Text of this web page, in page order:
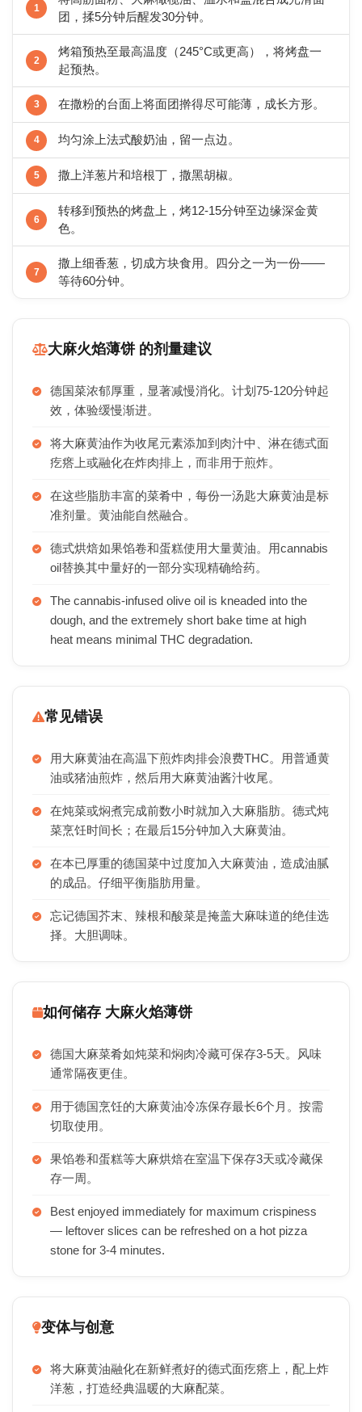
团，揉5分钟后醒发30分钟。
烤箱预热至最高温度（245°C或更高），将烤盘一
起预热。
在撒粉的台面上将面团擀得尽可能薄，成长方形。
均匀涂上法式酸奶油，留一点边。
撒上洋葱片和培根丁，撒黑胡椒。
转移到预热的烤盘上，烤12-15分钟至边缘深金黄
色。
撒上细香葱，切成方块食用。四分之一为一份——
等待60分钟。
大麻火焰薄饼 的剂量建议
德国菜浓郁厚重，显著减慢消化。计划75-120分钟起
效，体验缓慢渐进。
将大麻黄油作为收尾元素添加到肉汁中、淋在德式面
疙瘩上或融化在炸肉排上，而非用于煎炸。
在这些脂肪丰富的菜肴中，每份一汤匙大麻黄油是标
准剂量。黄油能自然融合。
德式烘焙如果馅卷和蛋糕使用大量黄油。用cannabis
oil替换其中量好的一部分实现精确给药。
The cannabis-infused olive oil is kneaded into the
dough, and the extremely short bake time at high
heat means minimal THC degradation.
常见错误
用大麻黄油在高温下煎炸肉排会浪费THC。用普通黄
油或猪油煎炸，然后用大麻黄油酱汁收尾。
在炖菜或焖煮完成前数小时就加入大麻脂肪。德式炖
菜烹饪时间长；在最后15分钟加入大麻黄油。
在本已厚重的德国菜中过度加入大麻黄油，造成油腻
的成品。仔细平衡脂肪用量。
忘记德国芥末、辣根和酸菜是掩盖大麻味道的绝佳选
择。大胆调味。
如何储存 大麻火焰薄饼
德国大麻菜肴如炖菜和焖肉冷藏可保存3-5天。风味
通常隔夜更佳。
用于德国烹饪的大麻黄油冷冻保存最长6个月。按需
切取使用。
果馅卷和蛋糕等大麻烘焙在室温下保存3天或冷藏保
存一周。
Best enjoyed immediately for maximum crispiness
— leftover slices can be refreshed on a hot pizza
stone for 3-4 minutes.
变体与创意
将大麻黄油融化在新鲜煮好的德式面疙瘩上，配上炸
洋葱，打造经典温暖的大麻配菜。